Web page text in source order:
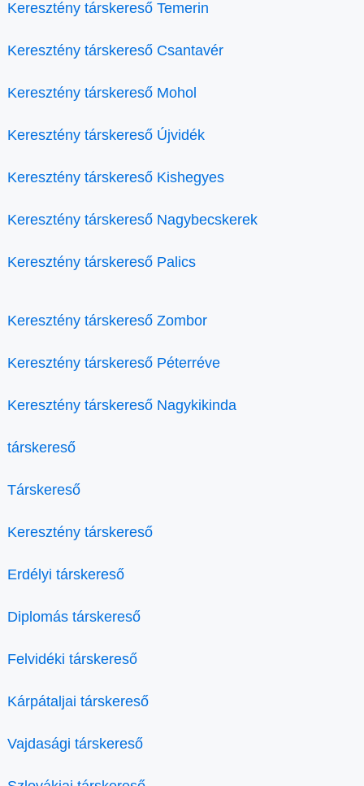
Keresztény társkereső Temerin
Keresztény társkereső Csantavér
Keresztény társkereső Mohol
Keresztény társkereső Újvidék
Keresztény társkereső Kishegyes
Keresztény társkereső Nagybecskerek
Keresztény társkereső Palics
Keresztény társkereső Zombor
Keresztény társkereső Péterréve
Keresztény társkereső Nagykikinda
társkereső
Társkereső
Keresztény társkereső
Erdélyi társkereső
Diplomás társkereső
Felvidéki társkereső
Kárpátaljai társkereső
Vajdasági társkereső